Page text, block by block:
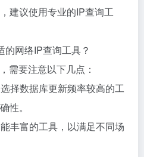
建议使用专业的IP查询工
网络IP查询工具？
需要注意以下几点：
择数据库更新频率较高的工
性。
丰富的工具，以满足不同场